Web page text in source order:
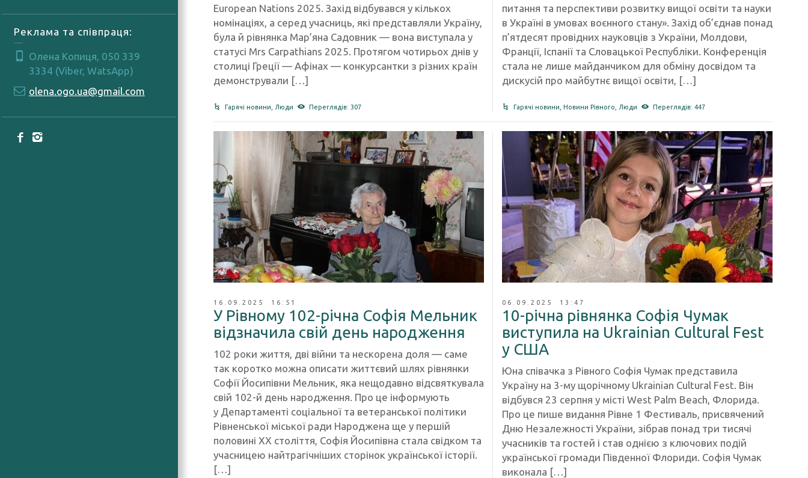
Реклама та співпраця:
Олена Копиця, 050 339
3334 (Viber, WatsApp)
olena.ogo.ua@gmail.com
European Nations 2025. Захід відбувався у кількох
номінаціях, а серед учасниць, які представляли Україну,
була й рівнянка Мар’яна Садовник — вона виступала у
статусі Mrs Carpathians 2025. Протягом чотирьох днів у
столиці Греції — Афінах — конкурсантки з різних країн
демонстрували […]
Гарячі новини Люди Переглядів: 307
питання та перспективи розвитку вищої освіти та науки
в Україні в умовах воєнного стану». Захід об’єднав понад
п’ятдесят провідних науковців з України, Молдови,
Франції, Іспанії та Словацької Республіки. Конференція
стала не лише майданчиком для обміну досвідом та
дискусій про майбутнє вищої освіти, […]
Гарячі новини ,Новини Рівного Люди Переглядів: 447
16.09.2025 16:51
У Рівному 102-річна Софія Мельник
відзначила свій день народження
102 роки життя, дві війни та нескорена доля — саме
так коротко можна описати життєвий шлях рівнянки
Софії Йосипівни Мельник, яка нещодавно відсвяткувала
свій 102-й день народження. Про це інформують
у Департаменті соціальної та ветеранської політики
Рівненської міської ради Народжена ще у першій
половині ХХ століття, Софія Йосипівна стала свідком та
учасницею найтрагічніших сторінок української історії.
[…]
06.09.2025 13:47
10-річна рівнянка Софія Чумак
виступила на Ukrainian Cultural Fest
у США
Юна співачка з Рівного Софія Чумак представила
Україну на 3-му щорічному Ukrainian Cultural Fest. Він
відбувся 23 серпня у місті West Palm Beach, Флорида.
Про це пише видання Рівне 1 Фестиваль, присвячений
Дню Незалежності України, зібрав понад три тисячі
учасників та гостей і став однією з ключових подій
української громади Південної Флориди. Софія Чумак
виконала […]